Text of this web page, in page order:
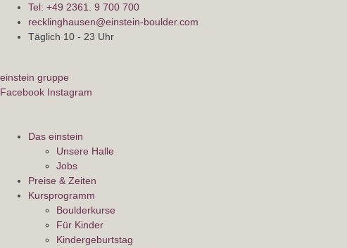
Tel: +49 2361. 9 700 700
recklinghausen@einstein-boulder.com
Täglich 10 - 23 Uhr
einstein gruppe
Facebook Instagram
Das einstein
Unsere Halle
Jobs
Preise & Zeiten
Kursprogramm
Boulderkurse
Für Kinder
Kindergeburtstag